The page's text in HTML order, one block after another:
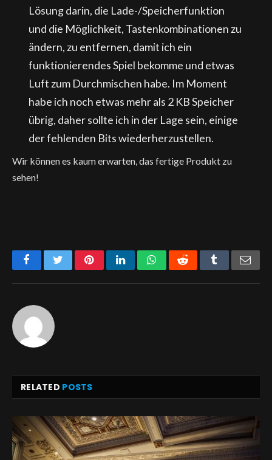
Lösung darin, die Lade-/Speicherfunktion
und die Möglichkeit, Tastenkombinationen zu
ändern, zu entfernen, damit ich ein
funktionierendes Spiel bekomme und etwas
Luft zum Durchmischen habe. Im Moment
habe ich noch etwas mehr als 2 KB Speicher
übrig, daher sollte ich in der Lage sein, einige
der fehlenden Bits wiederherzustellen.
Wir können es kaum erwarten, das fertige Produkt zu
sehen!
FacebookTwitterPinterestLinkedInWhatsAppReddit Tumblr
RELATED POSTS